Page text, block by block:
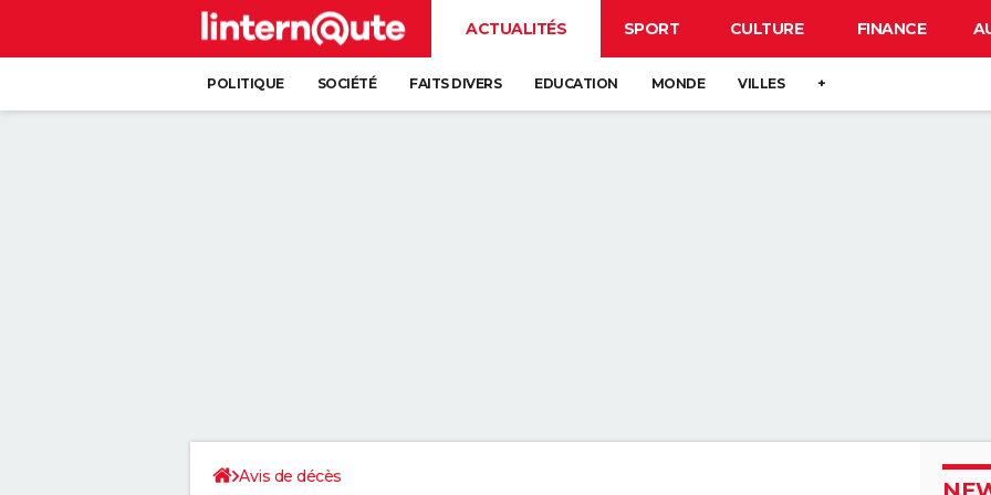
ACTUALITÉS SPORT CULTURE FINANCE
POLITIQUE SOCIÉTÉ FAITS DIVERS EDUCATION MONDE VILLES +
Avis de décès